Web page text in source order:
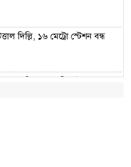
দিল্লি, ১৬ মেট্রো স্টেশন বন্ধ